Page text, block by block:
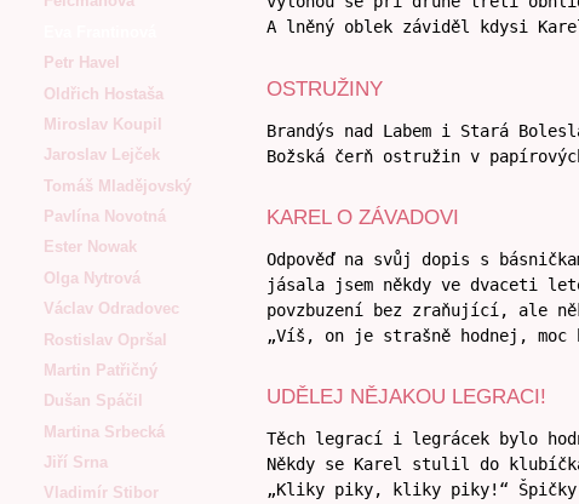
Petr Havel
Oldřich Hostaša
Miroslav Koupil
Jaroslav Lejček
Tomáš Mladějovský
Pavlína Novotná
Ester Nowak
Olga Nytrová
Václav Odradovec
Rostislav Opršal
Martin Patřičný
Dušan Spáčil
Martina Srbecká
Jiří Srna
Vladimír Stibor
A lněný oblek záviděl kdysi
OSTRUŽINY
Brandýs nad Labem i Stará
Božská čerň ostružin v
KAREL O ZÁVADOVI
Odpověď na svůj dopis s
jásala jsem někdy ve dvaceti
povzbuzení bez zraňující, ale
„Víš, on je strašně hodnej, moc
UDĚLEJ NĚJAKOU LEGRACI!
Těch legrací i legrácek bylo
Někdy se Karel stulil do
„Kliky piky, kliky piky!“ Špičky